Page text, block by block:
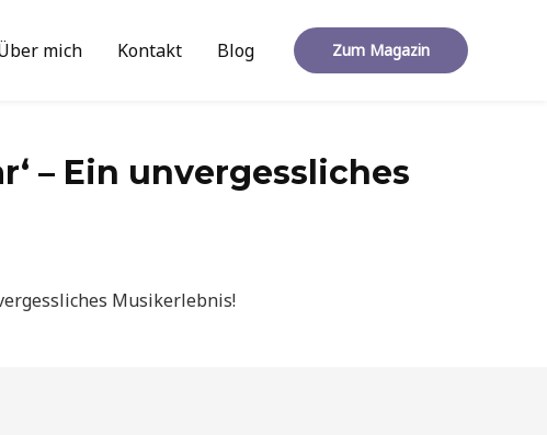
mich Kontakt Blog Zum Magazin
– Ein unvergessliches
Musikerlebnis!